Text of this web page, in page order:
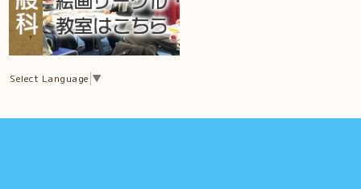
Select Language ▼